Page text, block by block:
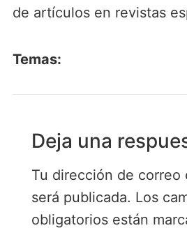
de artículos en revistas
Temas:
Deja una
Tu dirección de correo
será publicada. Los
obligatorios están